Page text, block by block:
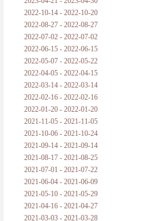
2022-10-14 - 2022-10-20
2022-08-27 - 2022-08-27
2022-07-02 - 2022-07-02
2022-06-15 - 2022-06-15
2022-05-07 - 2022-05-22
2022-04-05 - 2022-04-15
2022-03-14 - 2022-03-14
2022-02-16 - 2022-02-16
2022-01-20 - 2022-01-20
2021-11-05 - 2021-11-05
2021-10-06 - 2021-10-24
2021-09-14 - 2021-09-14
2021-08-17 - 2021-08-25
2021-07-01 - 2021-07-22
2021-06-04 - 2021-06-09
2021-05-10 - 2021-05-29
2021-04-16 - 2021-04-27
2021-03-03 - 2021-03-28